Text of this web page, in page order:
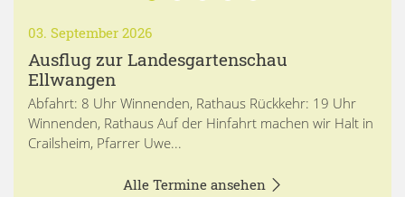
03. September 2026
Ausflug zur Landesgartenschau
Ellwangen
Abfahrt: 8 Uhr Winnenden, Rathaus Rückkehr: 19 Uhr
Winnenden, Rathaus Auf der Hinfahrt machen wir Halt in
Crailsheim, Pfarrer Uwe...
Alle Termine ansehen